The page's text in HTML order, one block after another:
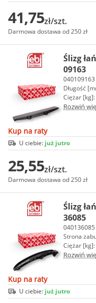
41,75zł/szt.
Darmowa dostawa od 250 zł
Ślizg
09163
040109163
Długość
Ciężar [kg]:
Rozwiń
Kup na raty
U ciebie: już jutro
25,55zł/szt.
Darmowa dostawa od 250 zł
Ślizg
36085
040136085
Strona
Ciężar [kg]:
Rozwiń
Kup na raty
U ciebie: już jutro